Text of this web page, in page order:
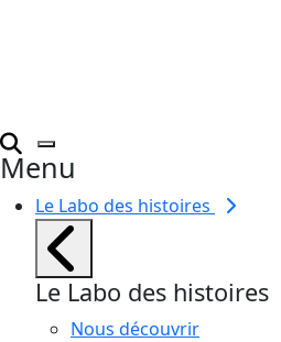
Menu
Le Labo des histoires
Le Labo des histoires
Nous découvrir